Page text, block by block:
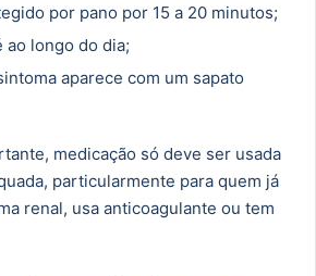
por pano por 15 a 20 minutos;
ao longo do dia;
aparece com um sapato
medicação só deve ser usada
particularmente para quem já
renal, usa anticoagulante ou tem